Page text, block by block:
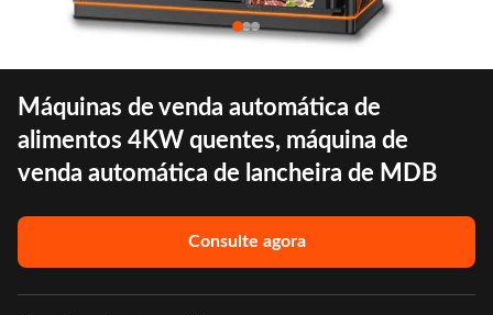
Máquinas de venda automática de
alimentos 4KW quentes, máquina de
venda automática de lancheira de MDB
Consulte agora